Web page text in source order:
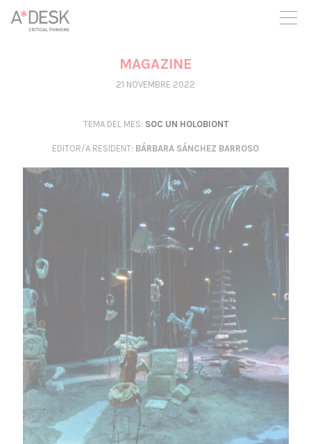
seguim necessitant-te per a poder seguir endavant. Ara pots
participar del projecte i recolzar-lo.
MAGAZINE
21 NOVEMBRE 2022
TEMA DEL MES: SOC UN HOLOBIONT
EDITOR/A RESIDENT: BÁRBARA SÁNCHEZ BARROSO